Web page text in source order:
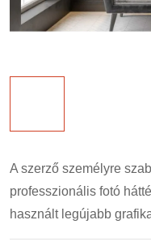
A szerző személyre
professzionális fotó
használt legújabb